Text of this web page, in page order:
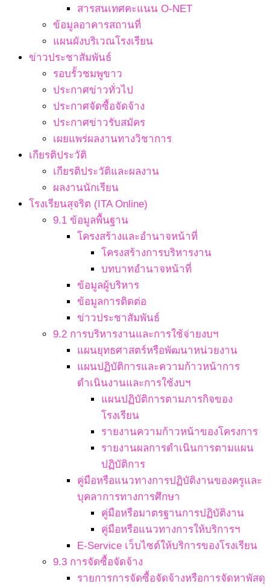
สารสนเทศคะแนน O-NET
ข้อมูลอาคารสถานที่
แผนผังบริเวณโรงเรียน
ข่าวประชาสัมพันธ์
รอบรั้วชมพูขาว
ประกาศข่าวทั่วไป
ประกาศจัดซื้อจัดจ้าง
ประกาศข่าวรับสมัคร
เผยแพร่ผลงานทางวิชาการ
เกียรติประวัติ
เกียรติประวัติและผลงาน
ผลงานนักเรียน
โรงเรียนสุจริต (ITA Online)
9.1 ข้อมูลพื้นฐาน
โครงสร้างและอำนาจหน้าที่
โครงสร้างการบริหารงาน
บทบาทอำนาจหน้าที่
ข้อมูลผู้บริหาร
ข้อมูลการติดต่อ
ข่าวประชาสัมพันธ์
9.2 การบริหารงานและการใช้จ่ายงบฯ
แผนยุทธศาสตร์หรือพัฒนาหน่วยงาน
แผนปฏิบัติการและความก้าวหน้าการ
ดำเนินงานและการใช้งบฯ
แผนปฏิบัติการตามภารกิจของ
โรงเรียน
รายงานความก้าวหน้าของโครงการ
รายงานผลการดำเนินการตามแผน
ปฏิบัติการ
คู่มือหรือแนวทางการปฏิบัติงานของครูและ
บุคลาการทางการศึกษา
คู่มือหรือมาตรฐานการปฏิบัติงาน
คู่มือหรือแนวทางการให้บริการฯ
E-Service เว็บไซต์ให้บริการของโรงเรียน
9.3 การจัดซื้อจัดจ้าง
รายการการจัดซื้อจัดจ้างหรือการจัดหาพัสดุ